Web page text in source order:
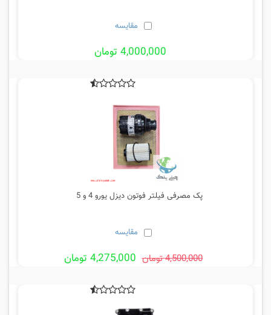
مقایسه
4,000,000 تومان
پک مصرفی فیلتر فوتون دیزل یورو 4 و 5
مقایسه
4,275,000 تومان 4,500,000 تومان